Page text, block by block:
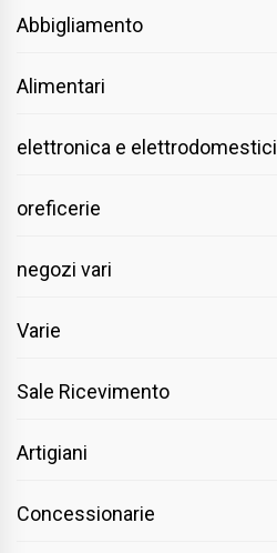
Abbigliamento
Alimentari
elettronica e elettrodomestici
oreficerie
negozi vari
Varie
Sale Ricevimento
Artigiani
Concessionarie